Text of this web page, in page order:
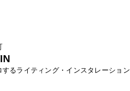
るライティング・インスタレーション